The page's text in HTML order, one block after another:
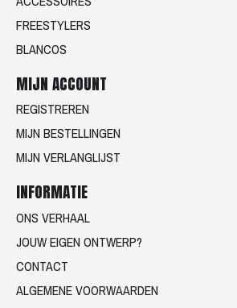
FREESTYLERS
BLANCOS
MIJN ACCOUNT
REGISTREREN
MIJN BESTELLINGEN
MIJN VERLANGLIJST
INFORMATIE
ONS VERHAAL
JOUW EIGEN ONTWERP?
CONTACT
ALGEMENE VOORWAARDEN